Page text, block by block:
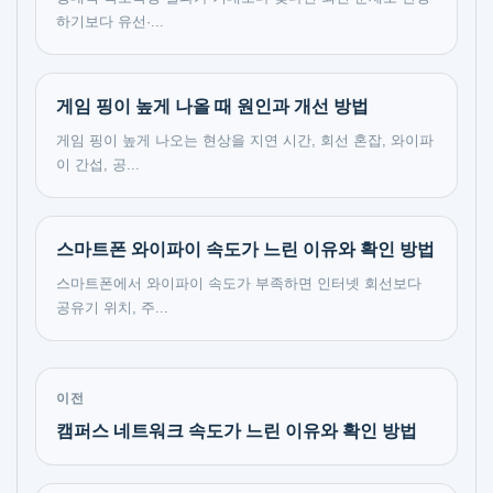
하기보다 유선·...
게임 핑이 높게 나올 때 원인과 개선 방법
게임 핑이 높게 나오는 현상을 지연 시간, 회선 혼잡, 와이파
이 간섭, 공...
스마트폰 와이파이 속도가 느린 이유와 확인 방법
스마트폰에서 와이파이 속도가 부족하면 인터넷 회선보다
공유기 위치, 주...
이전
캠퍼스 네트워크 속도가 느린 이유와 확인 방법